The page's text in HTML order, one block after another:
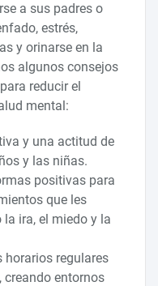
a sus padres o
estrés,
y orinarse en la
algunos consejos
reducir el
mental:
y una actitud de
y las niñas.
positivas para
que les
ira, el miedo y la
horarios regulares
creando entornos